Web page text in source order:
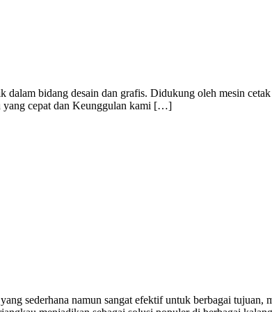
bidang desain dan grafis. Didukung oleh mesin
yang cepat dan Keunggulan kami […]
sederhana namun sangat efektif untuk berbagai tujuan,